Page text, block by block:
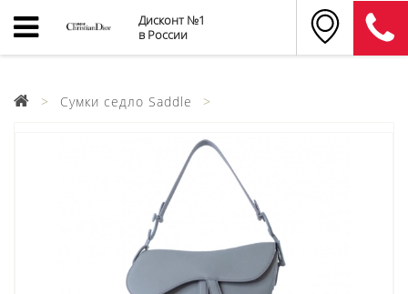
Дисконт №1
в России
Сумки седло Saddle